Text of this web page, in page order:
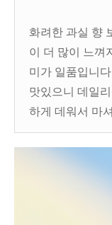
화려한 과실 향
이 더 많이 느껴
미가 일품입니
맛있으니 데일
하게 데워서 마